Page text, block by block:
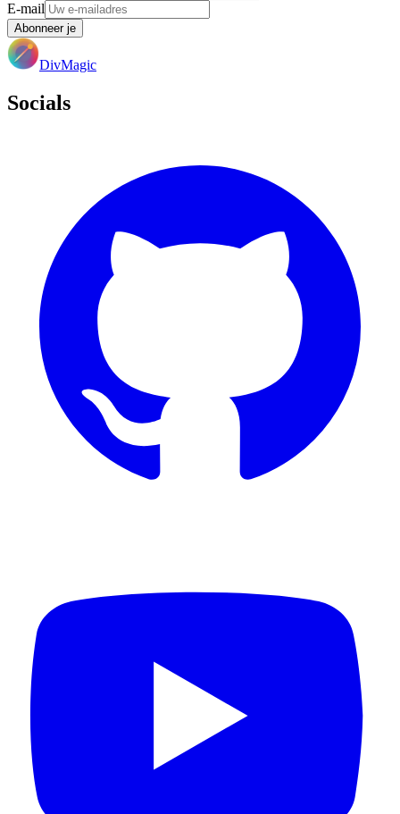
E-mail
Abonneer je
DivMagic
Socials